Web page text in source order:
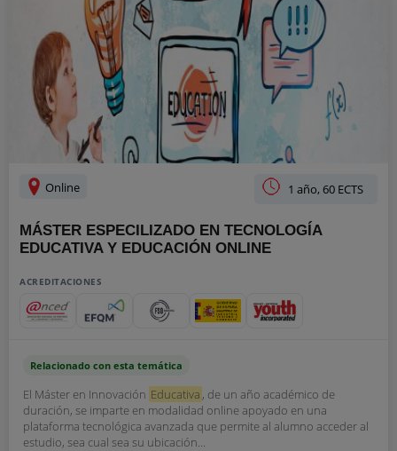
Online 1 año, 60 ECTS
MÁSTER ESPECILIZADO EN TECNOLOGÍA
EDUCATIVA Y EDUCACIÓN ONLINE
ACREDITACIONES
Relacionado con esta temática
El Máster en Innovación Educativa , de un año académico de
duración, se imparte en modalidad online apoyado en una
plataforma tecnológica avanzada que permite al alumno acceder al
estudio, sea cual sea su ubicación...